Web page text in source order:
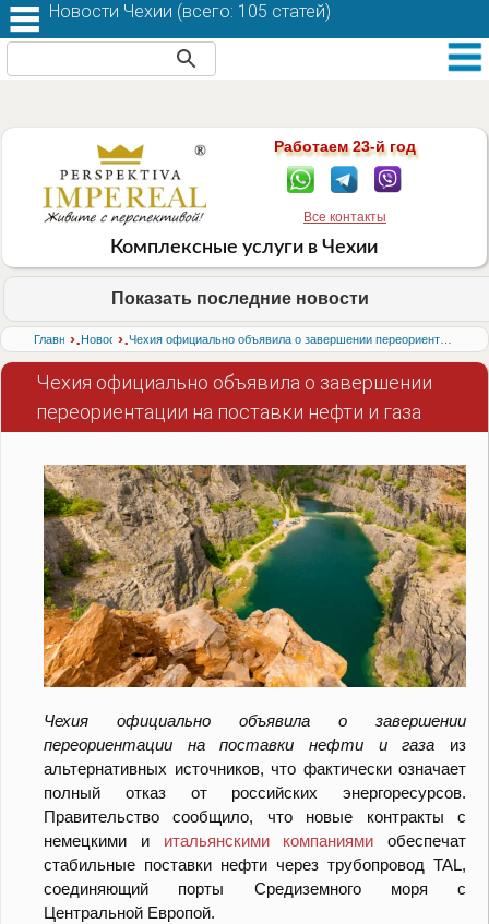
Работаем 23-й год
Все контакты
Комплексные услуги в Чехии
Показать последние новости
Главная›Новости› Чехия официально объявила о завершении переориентации на поставки нефти и газа
Чехия официально объявила о завершении
переориентации на поставки нефти и газа
Чехия официально объявила о завершении
переориентации на поставки нефти и газа из
альтернативных источников, что фактически означает
полный отказ от российских энергоресурсов.
Правительство сообщило, что новые контракты с
немецкими и итальянскими компаниями обеспечат
стабильные поставки нефти через трубопровод TAL,
соединяющий порты Средиземного моря с
Центральной Европой.
Новости Чехии (всего: 105 статей)